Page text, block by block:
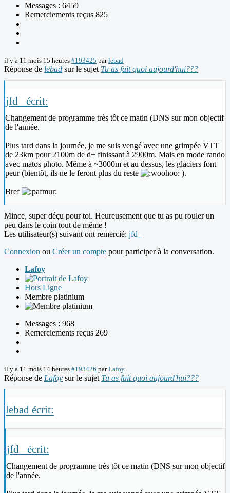
Messages : 6459
Remerciements reçus 825
il y a 11 mois 15 heures #193425 parlebad
Réponse de lebad sur le sujet Tu as fait quoi aujourd'hui???
jfd_ écrit:
Changement de programme très tôt ce matin (DNS sur mon objectif
de l'année.
Plus tard dans la journée, je me suis vengé avec une grimpée VTT
de 23km pour 2100m de d+ finissant à 2900m. Mais en mode rando
avec matos photo. Même à ~3000m et au dessus, les glaciers font
peur (bientôt, ils ne le feront plus du reste
).
Bref
Mince, super déçu pour toi. Heureusement que tu as pu rouler un
peu dans le coin tout de même !
Les utilisateur(s) suivant ont remercié: jfd_
Connexion ou Créer un compte pour participer à la conversation.
Lafoy
Hors Ligne
Membre platinium
Messages : 968
Remerciements reçus 269
il y a 11 mois 14 heures #193426 parLafoy
Réponse de Lafoy sur le sujet Tu as fait quoi aujourd'hui???
lebad écrit:
jfd_ écrit:
Changement de programme très tôt ce matin (DNS sur mon objectif
de l'année.